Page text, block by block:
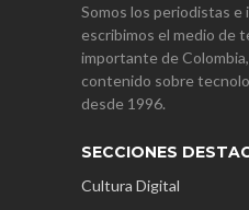
Somos los periodistas e
escribimos el medio de
importante de
contenido sobre
desde 1996.
SECCIONES
Cultura Digital